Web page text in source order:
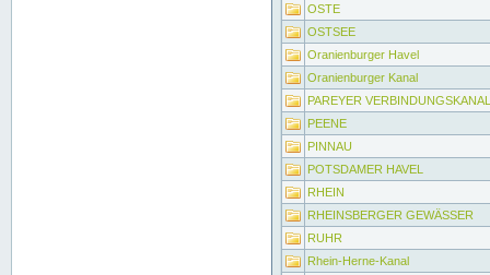
OSTE
OSTSEE
Oranienburger Havel
Oranienburger Kanal
PAREYER VERBINDUNGSKANAL
PEENE
PINNAU
POTSDAMER HAVEL
RHEIN
RHEINSBERGER GEWÄSSER
RUHR
Rhein-Herne-Kanal